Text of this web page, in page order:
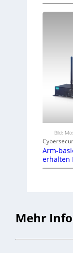
Bild:
Arm-
erhalten
Mehr